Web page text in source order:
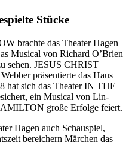
Stücke
brachte das Theater Hagen
Musical von Richard O’Brien
sehen. JESUS CHRIST
präsentierte das Haus
hat sich das Theater IN THE
ein Musical von Lin-
große Erfolge feiert.
Hagen auch Schauspiel,
bereichern Märchen das